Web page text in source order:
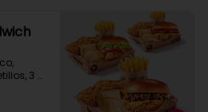
3